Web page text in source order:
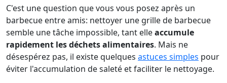
C'est une question que vous vous posez après un
barbecue entre amis: nettoyer une grille de barbecue
semble une tâche impossible, tant elleaccumule
rapidement les déchets alimentaires. Mais ne
désespérez pas, il existe quelques astuces simples pour
éviter l'accumulation de saleté et faciliter le nettoyage.